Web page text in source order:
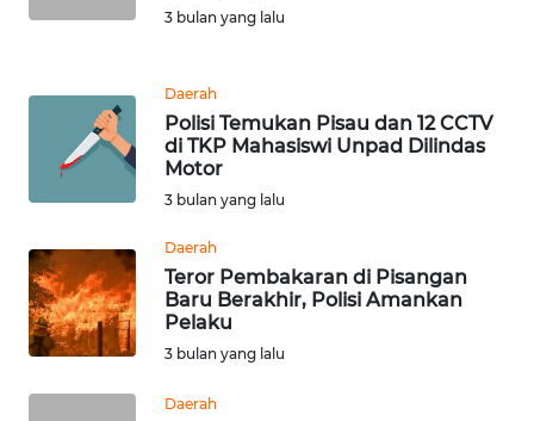
3 bulan yang lalu
Daerah
Polisi Temukan Pisau dan 12 CCTV
di TKP Mahasiswi Unpad Dilindas
Motor
3 bulan yang lalu
Daerah
Teror Pembakaran di Pisangan
Baru Berakhir, Polisi Amankan
Pelaku
3 bulan yang lalu
Daerah
WN
BANTEN
WN
NTT
WN
KEPRI
WN